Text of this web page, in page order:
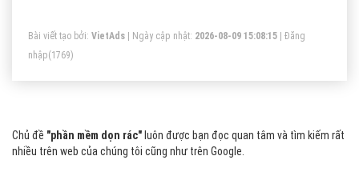
Bài viết tạo bởi: VietAds | Ngày cập nhật: 2026-08-09 15:08:15
Đăng
nhập(1769)
Chủ đề "phần mềm dọn rác" luôn được bạn đọc quan tâm và tìm kiếm rất
nhiều trên web của chúng tôi cũng như trên Google.